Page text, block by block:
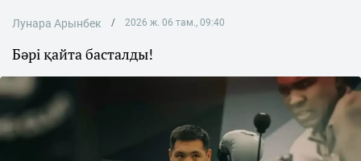
Лунара Арынбек 2026 ж. 06 там., 09:40
Бәрі қайта басталды!